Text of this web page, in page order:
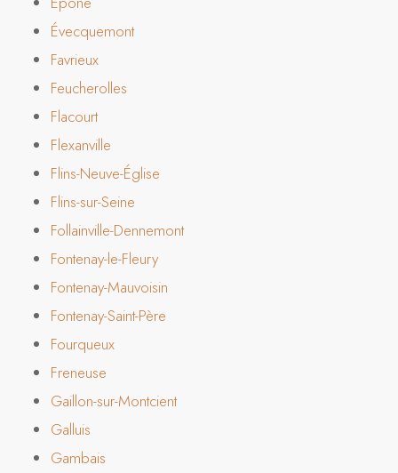
Évecquemont
Favrieux
Feucherolles
Flacourt
Flexanville
Flins-Neuve-Église
Flins-sur-Seine
Follainville-Dennemont
Fontenay-le-Fleury
Fontenay-Mauvoisin
Fontenay-Saint-Père
Fourqueux
Freneuse
Gaillon-sur-Montcient
Galluis
Gambais